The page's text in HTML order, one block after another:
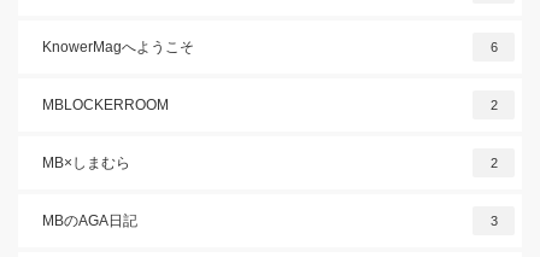
KnowerMagへようこそ 6
MBLOCKERROOM 2
MB×しまむら 2
MBのAGA日記 3